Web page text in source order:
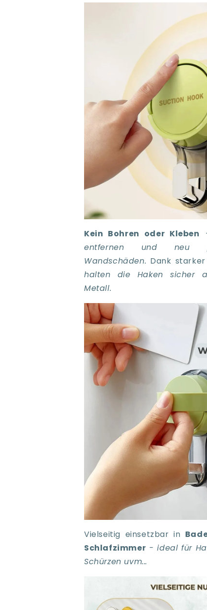
Kein Bohren oder Kleben
entfernen und neu
Wandschäden. Dank starker
halten die Haken sicher
Metall.
Vielseitig einsetzbar in
Schlafzimmer - ideal für
Schürzen uvm...